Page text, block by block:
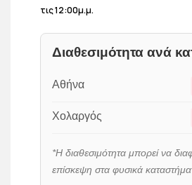
τις 12:00μ.μ.
Διαθεσιμότητα ανά
Αθήνα
Χολαργός
*Η διαθεσιμότητα μπορεί να
επίσκεψη στα φυσικά